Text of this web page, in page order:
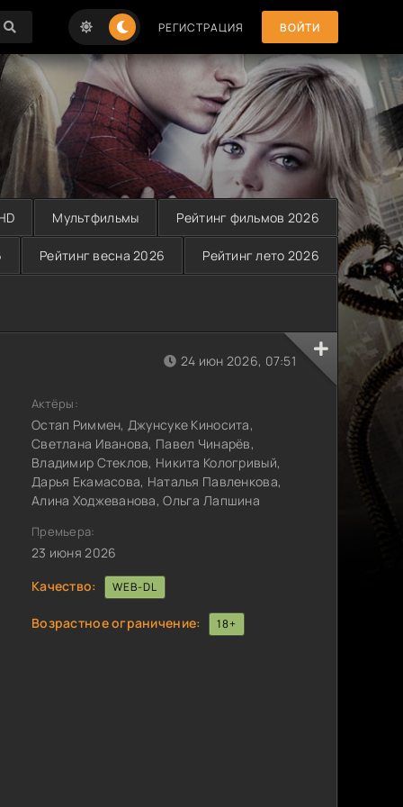
РЕГИСТРАЦИЯ ВОЙТИ
Мультфильмы Рейтинг фильмов 2026
Рейтинг весна 2026 Рейтинг лето 2026
24 июн 2026, 07:51
Актёры:
Остап Риммен, Джунсуке Киносита,
Светлана Иванова, Павел Чинарёв,
Владимир Стеклов, Никита Кологривый,
Дарья Екамасова, Наталья Павленкова,
Алина Ходжеванова, Ольга Лапшина
Премьера:
23 июня 2026
Качество:
WEB-DL
Возрастное ограничение: 18+